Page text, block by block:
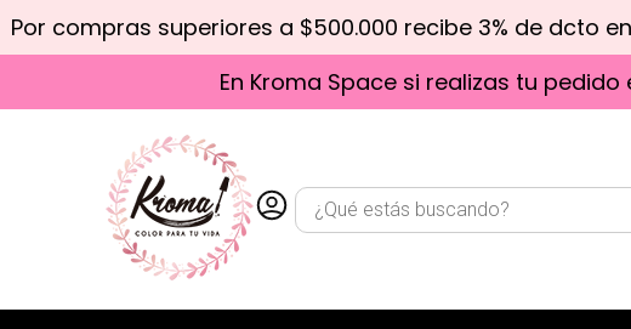
Por compras superiores a $500.000 recibe 3% de dcto
En Kroma Space si realizas tu